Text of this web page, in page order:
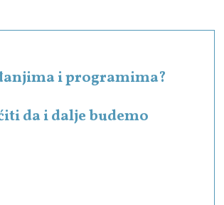
i programima?
da i dalje budemo